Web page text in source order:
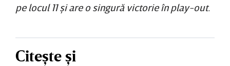
pe locul 11 şi are o singură victorie în play-out.
Citește și